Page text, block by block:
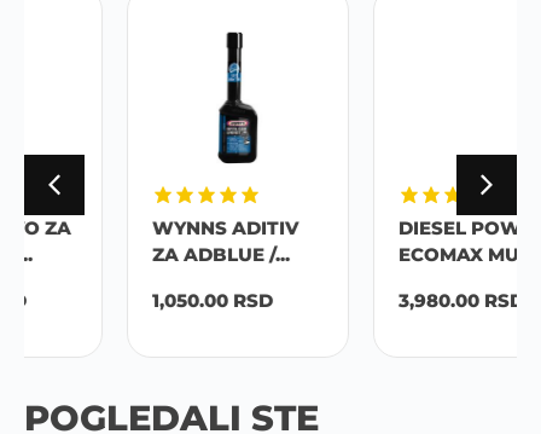
WYNNS ADITIV
ZA ADBLUE /...
RSD
DIESEL POWER
ECOMAX MULTI...
RSD
POGLEDALI STE